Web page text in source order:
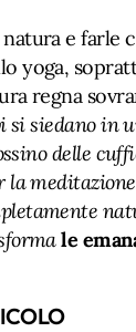
e farle
yoga,
regna
si siedano in
delle
la
le